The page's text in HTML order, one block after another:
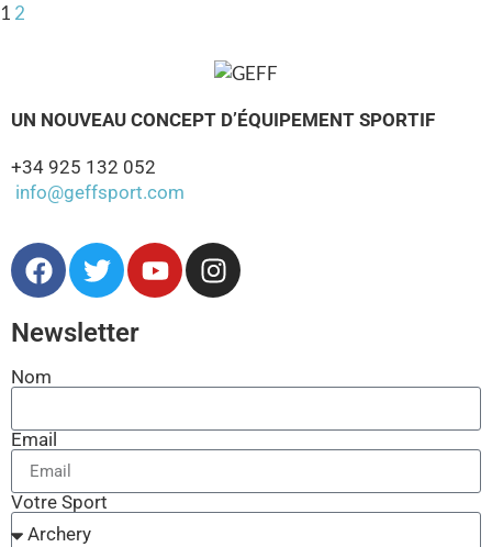
1 2
UN NOUVEAU CONCEPT D’ÉQUIPEMENT SPORTIF
+34 925 132 052
info@geffsport.com
Newsletter
Nom
Email
Votre Sport